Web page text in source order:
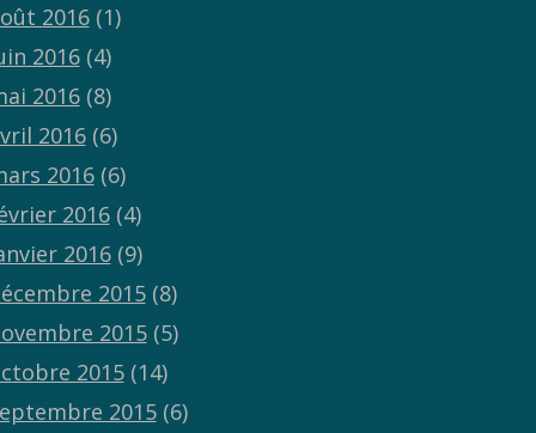
2016(1)
2016(4)
2016(8)
2016(6)
2016(6)
2016(4)
2016(9)
2015(8)
2015(5)
2015(14)
2015(6)